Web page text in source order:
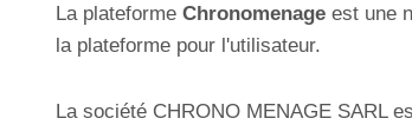
La plateforme Chronomenage est une
la plateforme pour l'utilisateur.
La société CHRONO MENAGE SARL